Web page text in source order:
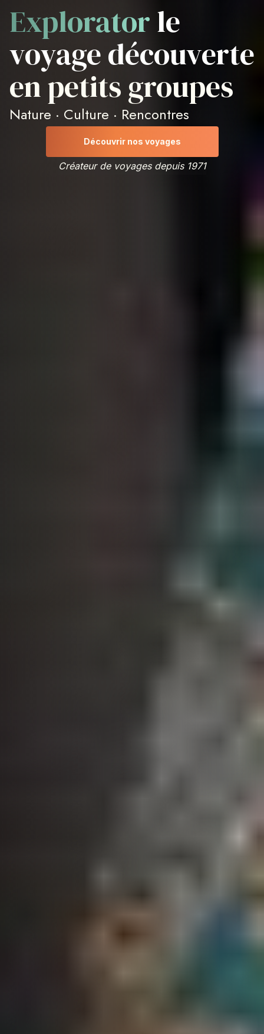
Exploratorle
voyage découverte
en petits groupes
Nature · Culture · Rencontres
Découvrir nos voyages
Créateur de voyages depuis 1971